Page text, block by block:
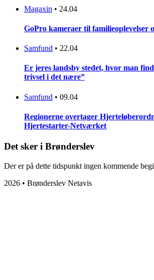
Magaxin • 24.04
GoPro kameraer til familieoplevelser
Samfund • 22.04
Er jeres landsby stedet, hvor man
trivsel i det nære”
Samfund • 09.04
Regionerne overtager
Hjertestarter-Netværket
Det sker i Brønderslev
Der er på dette tidspunkt ingen kommende
2026 • Brønderslev Netavis